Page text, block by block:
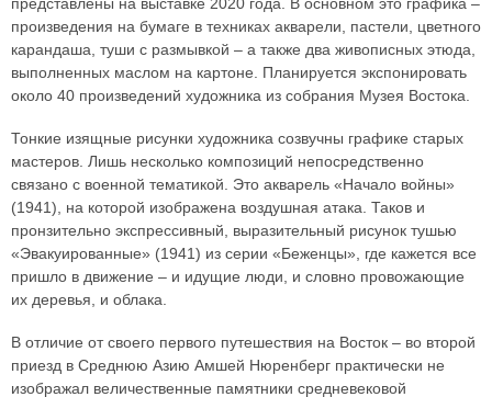
произведения на бумаге в техниках акварели, пастели, цветного
карандаша, туши с размывкой – а также два живописных этюда,
выполненных маслом на картоне. Планируется экспонировать
около 40 произведений художника из собрания Музея Востока.
Тонкие изящные рисунки художника созвучны графике старых
мастеров. Лишь несколько композиций непосредственно
связано с военной тематикой. Это акварель «Начало войны»
(1941), на которой изображена воздушная атака. Таков и
пронзительно экспрессивный, выразительный рисунок тушью
«Эвакуированные» (1941) из серии «Беженцы», где кажется все
пришло в движение – и идущие люди, и словно провожающие
их деревья, и облака.
В отличие от своего первого путешествия на Восток – во второй
приезд в Среднюю Азию Амшей Нюренберг практически не
изображал величественные памятники средневековой